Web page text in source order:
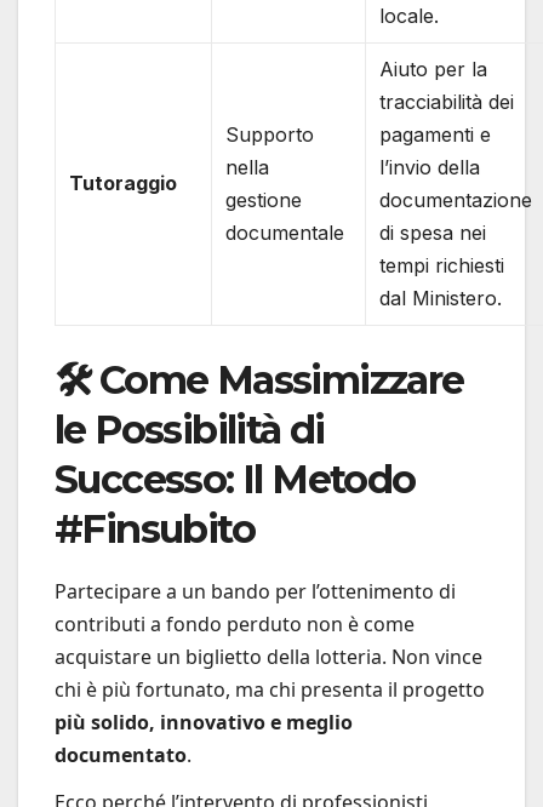
locale.
Tutoraggio
Supporto
nella
gestione
documentale
Aiuto per la
tracciabilità dei
pagamenti e
l’invio della
documentazione
di spesa nei
tempi richiesti
dal Ministero.
🛠️ Come Massimizzare
le Possibilità di
Successo: Il Metodo
#Finsubito
Partecipare a un bando per l’ottenimento di
contributi a fondo perduto non è come
acquistare un biglietto della lotteria. Non vince
chi è più fortunato, ma chi presenta il progetto
più solido, innovativo e meglio
documentato.